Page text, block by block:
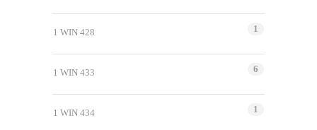
1 WIN 428 1
1 WIN 433 6
1 WIN 434 1